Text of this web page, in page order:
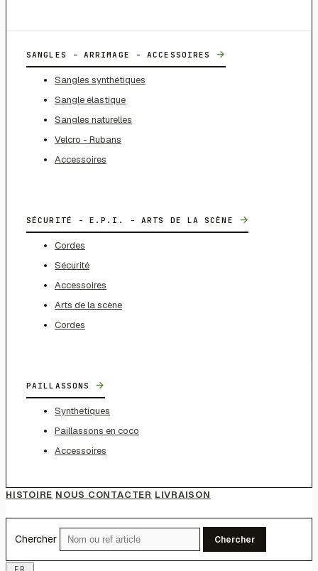
SANGLES - ARRIMAGE - ACCESSOIRES →
Sangles synthétiques
Sangle élastique
Sangles naturelles
Velcro - Rubans
Accessoires
SÉCURITÉ - E.P.I. - ARTS DE LA SCÈNE →
Cordes
Sécurité
Accessoires
Arts de la scène
Cordes
PAILLASSONS →
Synthétiques
Paillassons en coco
Accessoires
HISTOIRE NOUS CONTACTER LIVRAISON
Chercher Chercher